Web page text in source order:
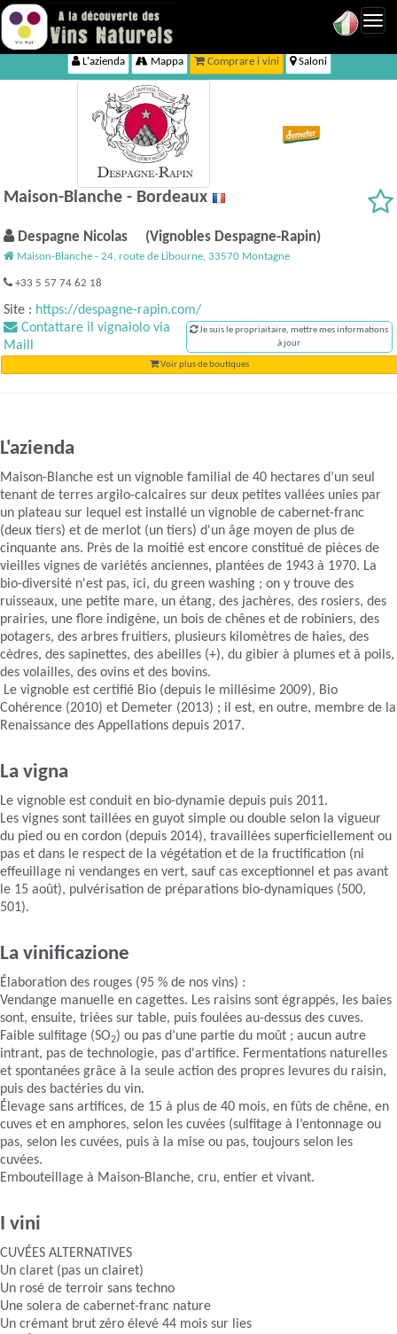
L'azienda Mappa Comprare i vini Saloni
Maison-Blanche - Bordeaux
Despagne Nicolas (Vignobles Despagne-Rapin)
Maison-Blanche - 24, route de Libourne, 33570 Montagne
+33 5 57 74 62 18
Site : https://despagne-rapin.com/
Contattare il vignaiolo via
Maill
Je suis le propriaitaire, mettre mes informations
à jour
Voir plus de boutiques
L'azienda
Maison-Blanche est un vignoble familial de 40 hectares d’un seul
tenant de terres argilo-calcaires sur deux petites vallées unies par
un plateau sur lequel est installé un vignoble de cabernet-franc
(deux tiers) et de merlot (un tiers) d'un âge moyen de plus de
cinquante ans. Près de la moitié est encore constitué de pièces de
vieilles vignes de variétés anciennes, plantées de 1943 à 1970. La
bio-diversité n'est pas, ici, du green washing ; on y trouve des
ruisseaux, une petite mare, un étang, des jachères, des rosiers, des
prairies, une flore indigène, un bois de chênes et de robiniers, des
potagers, des arbres fruitiers, plusieurs kilomètres de haies, des
cèdres, des sapinettes, des abeilles (+), du gibier à plumes et à poils,
des volailles, des ovins et des bovins.
Le vignoble est certifié Bio (depuis le millésime 2009), Bio
Cohérence (2010) et Demeter (2013) ; il est, en outre, membre de la
Renaissance des Appellations depuis 2017.
La vigna
Le vignoble est conduit en bio-dynamie depuis puis 2011.
Les vignes sont taillées en guyot simple ou double selon la vigueur
du pied ou en cordon (depuis 2014), travaillées superficiellement ou
pas et dans le respect de la végétation et de la fructification (ni
effeuillage ni vendanges en vert, sauf cas exceptionnel et pas avant
le 15 août), pulvérisation de préparations bio-dynamiques (500,
501).
La vinificazione
Élaboration des rouges (95 % de nos vins) :
Vendange manuelle en cagettes. Les raisins sont égrappés, les baies
sont, ensuite, triées sur table, puis foulées au-dessus des cuves.
Faible sulfitage (SO2) ou pas d’une partie du moût ; aucun autre
intrant, pas de technologie, pas d'artifice. Fermentations naturelles
et spontanées grâce à la seule action des propres levures du raisin,
puis des bactéries du vin.
Élevage sans artifices, de 15 à plus de 40 mois, en fûts de chêne, en
cuves et en amphores, selon les cuvées (sulfitage à l’entonnage ou
pas, selon les cuvées, puis à la mise ou pas, toujours selon les
cuvées.
Embouteillage à Maison-Blanche, cru, entier et vivant.
I vini
CUVÉES ALTERNATIVES
Un claret (pas un clairet)
Un rosé de terroir sans techno
Une solera de cabernet-franc nature
Un crémant brut zéro élevé 44 mois sur lies